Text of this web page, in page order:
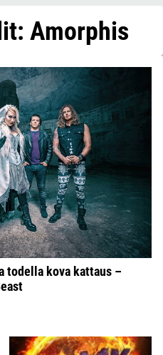
Amorphis
todella kova kattaus –